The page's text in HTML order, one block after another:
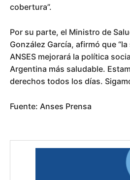
cobertura”.
Por su parte, el Ministro de
González García, afirmó que
ANSES mejorará la política
Argentina más saludable.
derechos todos los días.
Fuente: Anses Prensa